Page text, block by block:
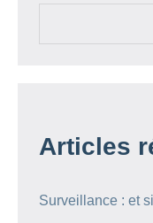
Articles
Surveillance : et